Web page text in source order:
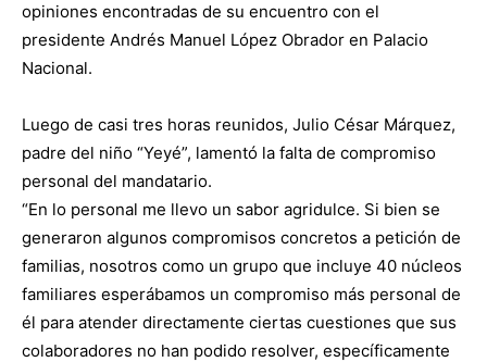
opiniones encontradas de su encuentro con el
presidente Andrés Manuel López Obrador en Palacio
Nacional.
Luego de casi tres horas reunidos, Julio César Márquez,
padre del niño “Yeyé”, lamentó la falta de compromiso
personal del mandatario.
“En lo personal me llevo un sabor agridulce. Si bien se
generaron algunos compromisos concretos a petición de
familias, nosotros como un grupo que incluye 40 núcleos
familiares esperábamos un compromiso más personal de
él para atender directamente ciertas cuestiones que sus
colaboradores no han podido resolver, específicamente